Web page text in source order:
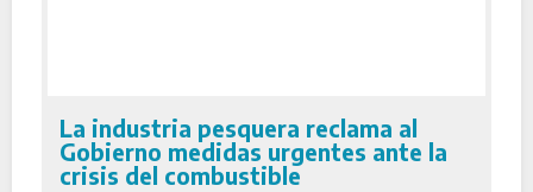
La industria pesquera reclama al
Gobierno medidas urgentes ante la
crisis del combustible